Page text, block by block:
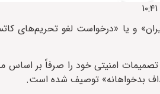
و یا «درخواست لغو تحریم‌های
امنیتی خود را صرفاً بر اساس
بدخواهانه» توصیف شده است.